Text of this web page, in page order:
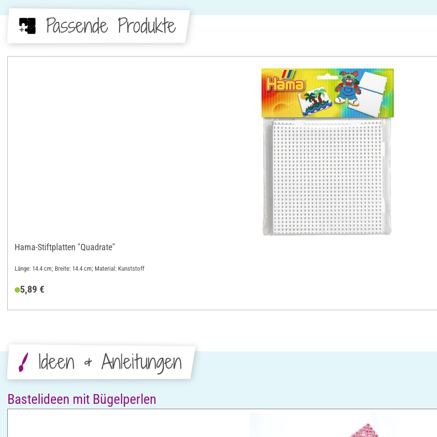
Passende Produkte
Hama-Stiftplatten "Quadrate"
Länge: 14.4 cm; Breite: 14.4 cm; Material: Kunststoff
5,89 €
Ideen & Anleitungen
Bastelideen mit Bügelperlen